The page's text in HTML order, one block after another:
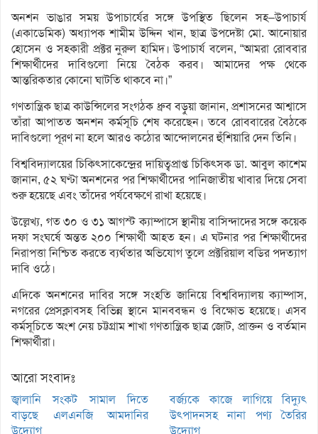
অনশন ভাঙার সময় উপাচার্যের সঙ্গে উপস্থিত ছিলেন সহ–উপাচার্য
(একাডেমিক) অধ্যাপক শামীম উদ্দিন খান, ছাত্র উপদেষ্টা মো. আনোয়ার
হোসেন ও সহকারী প্রক্টর নুরুল হামিদ। উপাচার্য বলেন, “আমরা রোববার
শিক্ষার্থীদের দাবিগুলো নিয়ে বৈঠক করব। আমাদের পক্ষ থেকে
আন্তরিকতার কোনো ঘাটতি থাকবে না।”
গণতান্ত্রিক ছাত্র কাউন্সিলের সংগঠক ধ্রুব বড়ুয়া জানান, প্রশাসনের আশ্বাসে
তাঁরা আপাতত অনশন কর্মসূচি শেষ করেছেন। তবে রোববারের বৈঠকে
দাবিগুলো পূরণ না হলে আরও কঠোর আন্দোলনের হুঁশিয়ারি দেন তিনি।
বিশ্ববিদ্যালয়ের চিকিৎসাকেন্দ্রের দায়িত্বপ্রাপ্ত চিকিৎসক ডা. আবুল কাশেম
জানান, ৫২ ঘণ্টা অনশনের পর শিক্ষার্থীদের পানিজাতীয় খাবার দিয়ে সেবা
শুরু হয়েছে এবং তাঁদের পর্যবেক্ষণে রাখা হয়েছে।
উল্লেখ্য, গত ৩০ ও ৩১ আগস্ট ক্যাম্পাসে স্থানীয় বাসিন্দাদের সঙ্গে কয়েক
দফা সংঘর্ষে অন্তত ২০০ শিক্ষার্থী আহত হন। এ ঘটনার পর শিক্ষার্থীদের
নিরাপত্তা নিশ্চিত করতে ব্যর্থতার অভিযোগ তুলে প্রক্টরিয়াল বডির পদত্যাগ
দাবি ওঠে।
এদিকে অনশনের দাবির সঙ্গে সংহতি জানিয়ে বিশ্ববিদ্যালয় ক্যাম্পাস,
নগরের প্রেসক্লাবসহ বিভিন্ন স্থানে মানববন্ধন ও বিক্ষোভ হয়েছে। এসব
কর্মসূচিতে অংশ নেয় চট্টগ্রাম শাখা গণতান্ত্রিক ছাত্র জোট, প্রাক্তন ও বর্তমান
শিক্ষার্থীরা।
আরো সংবাদঃ
জ্বালানি সংকট সামাল দিতে
বাড়ছে এলএনজি আমদানির
উদ্যোগ
বর্জ্যকে কাজে লাগিয়ে বিদ্যুৎ
উৎপাদনসহ নানা পণ্য তৈরির
উদ্যোগ